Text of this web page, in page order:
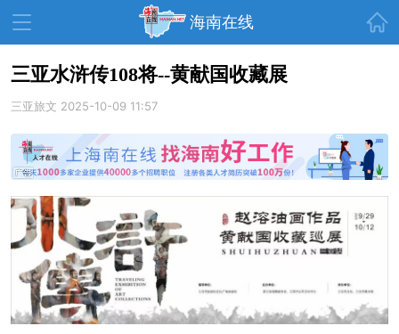
海南在线
资讯中心 热点
文体 财经
教育 健康 房产
家装 交通
生活 演出
展会 走读海南 周末去哪儿
人才在线 天涯企服
三亚水浒传108将--黄献国收藏展
三亚旅文 2025-10-09 11:57